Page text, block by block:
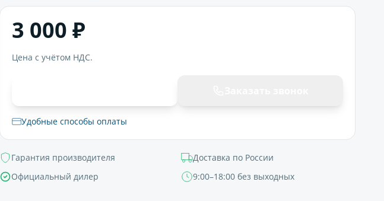
3 000 ₽
Цена с учётом НДС.
Удобные способы оплаты
Гарантия производителя
Доставка по России
Официальный дилер
9:00–18:00 без выходных